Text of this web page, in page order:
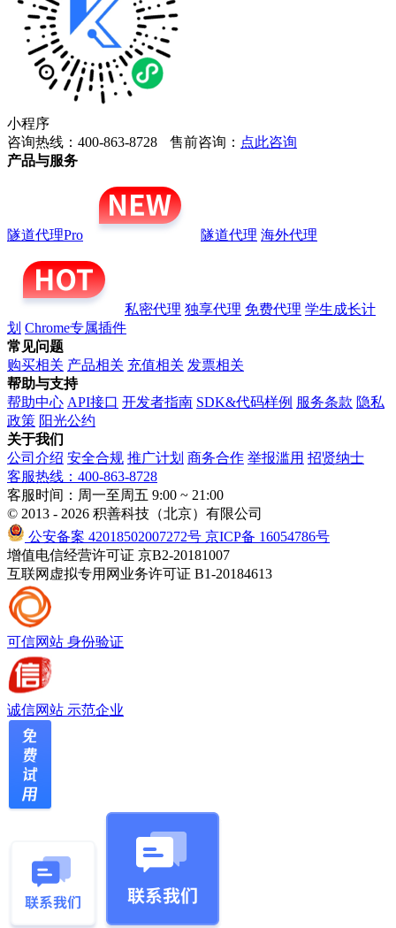
小程序
咨询热线：400-863-8728
售前咨询： 点此咨询
产品与服务
隧道代理Pro 隧道代理 海外代理
私密代理 独享代理 免费代理 学生成长计
划 Chrome专属插件
常见问题
购买相关 产品相关 充值相关 发票相关
帮助与支持
帮助中心 API接口 开发者指南 SDK&代码样例 服务条款 隐私
政策 阳光公约
关于我们
公司介绍 安全合规 推广计划 商务合作 举报滥用 招贤纳士
客服热线：400-863-8728
客服时间：周一至周五 9:00 ~ 21:00
© 2013 - 2026 积善科技（北京）有限公司
公安备案 42018502007272号 京ICP备 16054786号
增值电信经营许可证 京B2-20181007
互联网虚拟专用网业务许可证 B1-20184613
可信网站 身份验证
诚信网站 示范企业